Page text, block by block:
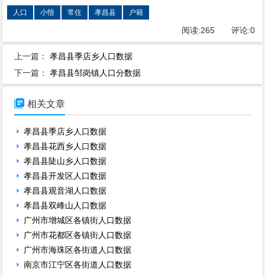
人口 小悟 常住 孝昌县 户籍
阅读:265评论:0
上一篇：孝昌县季店乡人口数据
下一篇：孝昌县邹岗镇人口分数据
 相关文章
孝昌县季店乡人口数据
孝昌县花西乡人口数据
孝昌县陡山乡人口数据
孝昌县开发区人口数据
孝昌县观音湖人口数据
孝昌县双峰山人口数据
广州市增城区各镇街人口数据
广州市花都区各镇街人口数据
广州市海珠区各街道人口数据
南京市江宁区各街道人口数据